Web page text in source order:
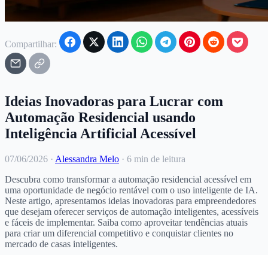
Compartilhar:
Ideias Inovadoras para Lucrar com
Automação Residencial usando
Inteligência Artificial Acessível
07/06/2026 · Alessandra Melo · 6 min de leitura
Descubra como transformar a automação residencial acessível em
uma oportunidade de negócio rentável com o uso inteligente de IA.
Neste artigo, apresentamos ideias inovadoras para empreendedores
que desejam oferecer serviços de automação inteligentes, acessíveis
e fáceis de implementar. Saiba como aproveitar tendências atuais
para criar um diferencial competitivo e conquistar clientes no
mercado de casas inteligentes.